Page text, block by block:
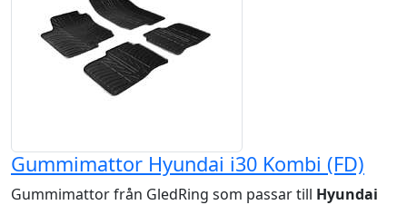
Gummimattor Hyundai i30 Kombi (FD)
Gummimattor från GledRing som passar till Hyundai